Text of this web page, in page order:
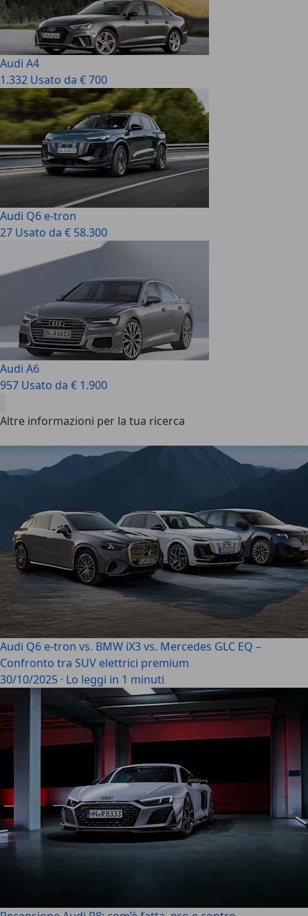
Audi A4
1.332 Usato da € 700
Audi Q6 e-tron
27 Usato da € 58.300
Audi A6
957 Usato da € 1.900
Altre informazioni per la tua ricerca
Audi Q6 e-tron vs. BMW iX3 vs. Mercedes GLC EQ –
Confronto tra SUV elettrici premium
30/10/2025 · Lo leggi in 1 minuti